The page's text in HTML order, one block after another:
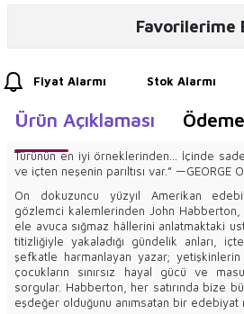
Favorilerime
Fiyat Alarmı Stok Alarmı
Ürün Açıklaması
Türünün en iyi örneklerinden… İçinde
ve içten neşenin parıltısı var.” —GEORGE
On dokuzuncu yüzyıl Amerikan
gözlemci kalemlerinden John Habberton,
ele avuca sığmaz hâllerini anlatmaktaki
titizliğiyle yakaladığı gündelik anları,
şefkatle harmanlayan yazar; yetişkinlerin
çocukların sınırsız hayal gücü ve
sorgular. Habberton, her satırında bize
eşdeğer olduğunu anımsatan bir edebiyat